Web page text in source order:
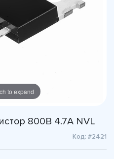
to expand
800В 4.7А NVL
Код: #2421